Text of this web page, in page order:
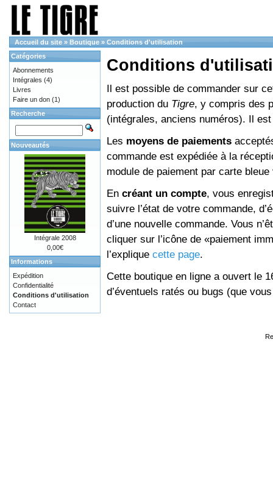
Accueil du site » Boutique » Conditions d'utilisation
Conditions
Il est possible de commander sur
production du Tigre, y compris des
(intégrales, anciens numéros). Il
Les moyens de paiements
commande est expédiée à la
module de paiement par carte
En créant un compte, vous
suivre l’état de votre commande,
d’une nouvelle commande. Vous
cliquer sur l’icône de «paiement
l’explique cette page.
Cette boutique en ligne a ouvert le
d’éventuels ratés ou bugs (que
Catégories
Abonnements
Intégrales (4)
Livres
Faire un don (1)
Recherche
Nouveautés
Intégrale 2008
0,00€
Informations
Expédition
Confidentialité
Conditions d'utilisation
Contact